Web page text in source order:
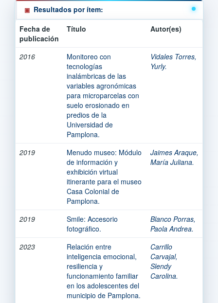
Resultados por ítem:
Fecha de
publicación
Título Autor(es)
2016
Monitoreo con
tecnologías
inalámbricas de las
variables agronómicas
para microparcelas con
suelo erosionado en
predios de la
Universidad de
Pamplona.
Vidales Torres,
Yurly.
2019
Menudo museo: Módulo
de información y
exhibición virtual
itinerante para el museo
Casa Colonial de
Pamplona.
Jaimes Araque,
María Juliana.
2019
Smile: Accesorio
fotográfico.
Blanco Porras,
Paola Andrea.
2023
Relación entre
inteligencia emocional,
resiliencia y
funcionamiento familiar
en los adolescentes del
municipio de Pamplona.
Carrillo
Carvajal,
Slendy
Carolina.